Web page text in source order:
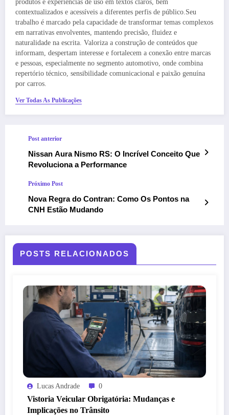
produtos e experiências de uso em textos claros, bem
contextualizados e acessíveis a diferentes perfis de público.Seu
trabalho é marcado pela capacidade de transformar temas complexos
em narrativas envolventes, mantendo precisão, fluidez e
naturalidade na escrita. Valoriza a construção de conteúdos que
informam, despertam interesse e fortalecem a conexão entre marcas
e pessoas, especialmente no segmento automotivo, onde combina
repertório técnico, sensibilidade comunicacional e paixão genuína
por carros.
Ver Todas As Publicações
Post anterior
Nissan Aura Nismo RS: O Incrível Conceito Que
Revoluciona a Performance
Próximo Post
Nova Regra do Contran: Como Os Pontos na
CNH Estão Mudando
POSTS RELACIONADOS
Lucas Andrade 0
Vistoria Veicular Obrigatória: Mudanças e
Implicações no Trânsito